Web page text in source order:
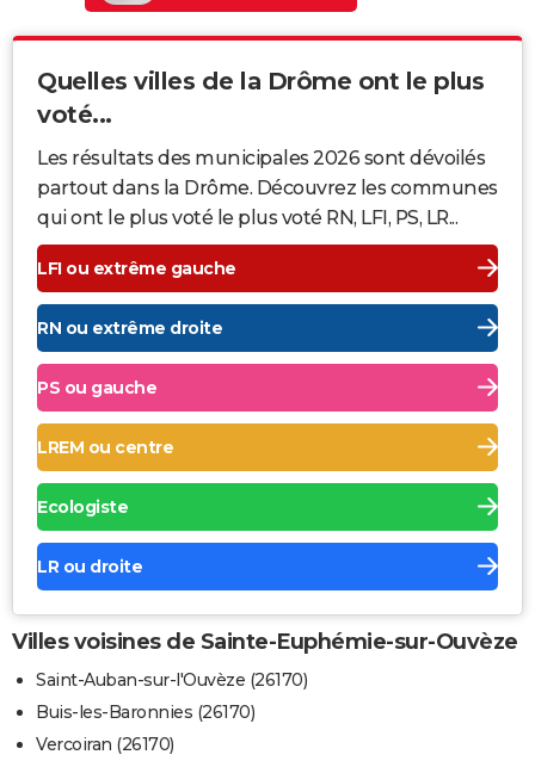
Quelles villes de la Drôme ont le plus
voté...
Les résultats des municipales 2026 sont dévoilés
partout dans la Drôme. Découvrez les communes
qui ont le plus voté le plus voté RN, LFI, PS, LR...
LFI ou extrême gauche
RN ou extrême droite
PS ou gauche
LREM ou centre
Ecologiste
LR ou droite
Villes voisines de Sainte-Euphémie-sur-Ouvèze
Saint-Auban-sur-l'Ouvèze (26170)
Buis-les-Baronnies (26170)
Vercoiran (26170)